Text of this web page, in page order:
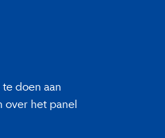
doen aan
over het panel